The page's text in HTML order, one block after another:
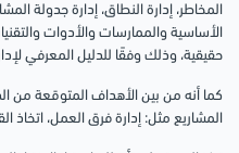
المخاطر، إدارة النطاق، إدارة جدولة
الأساسية والممارسات والأدوات
حقيقية، وذلك وفقًا للدليل المعرفي
كما أنه من بين الأهداف المتوقعة من
المشاريع مثل: إدارة فرق العمل، اتخاذ